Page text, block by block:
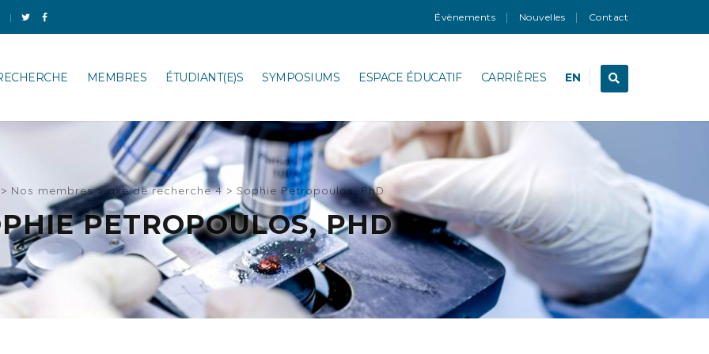
Évènements Nouvelles Contact
MEMBRES ÉTUDIANT(E)S SYMPOSIUMS ESPACE ÉDUCATIF CARRIÈRES EN
> Nos membres>axe de recherche 4> Sophie Petropoulos, PhD
PETROPOULOS, PHD